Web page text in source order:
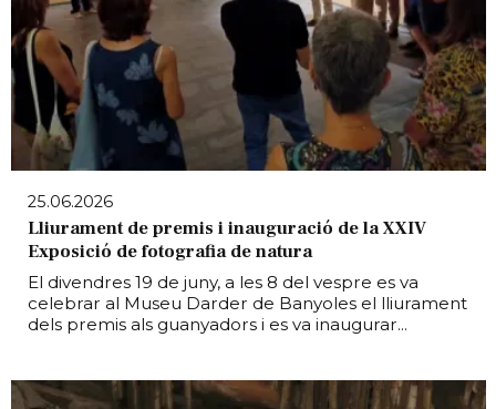
25.06.2026
Lliurament de premis i inauguració de la XXIV
Exposició de fotografia de natura
El divendres 19 de juny, a les 8 del vespre es va
celebrar al Museu Darder de Banyoles el lliurament
dels premis als guanyadors i es va inaugurar...